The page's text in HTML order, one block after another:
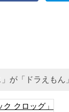
が「ドラえも